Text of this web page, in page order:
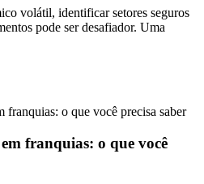
volátil, identificar setores seguros
pode ser desafiador. Uma
em franquias: o que você